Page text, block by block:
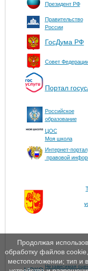
Президент РФ
Правительство
России
ГосДума РФ
Совет
Портал
Российское
образование
ЦОС
Моя школа
Интернет-портал
правовой
Независимая
Продолжая
обработку файлов
местоположении; тип и